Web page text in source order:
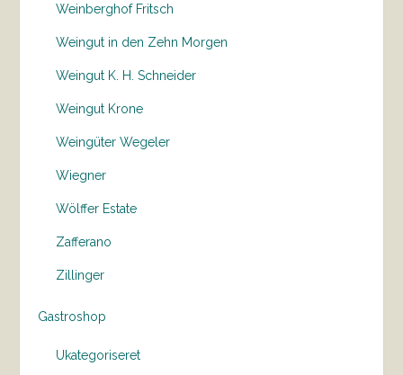
Weinberghof Fritsch
Weingut in den Zehn Morgen
Weingut K. H. Schneider
Weingut Krone
Weingüter Wegeler
Wiegner
Wölffer Estate
Zafferano
Zillinger
Gastroshop
Ukategoriseret